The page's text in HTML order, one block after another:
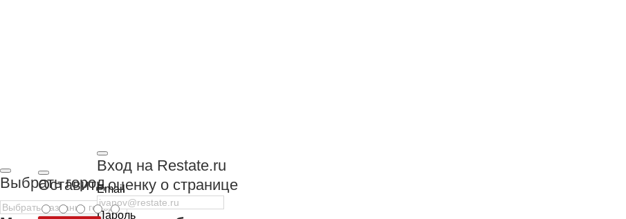
Выбрать город
Вход на Restate.ru
Email
Пароль
Оставить оценку о странице